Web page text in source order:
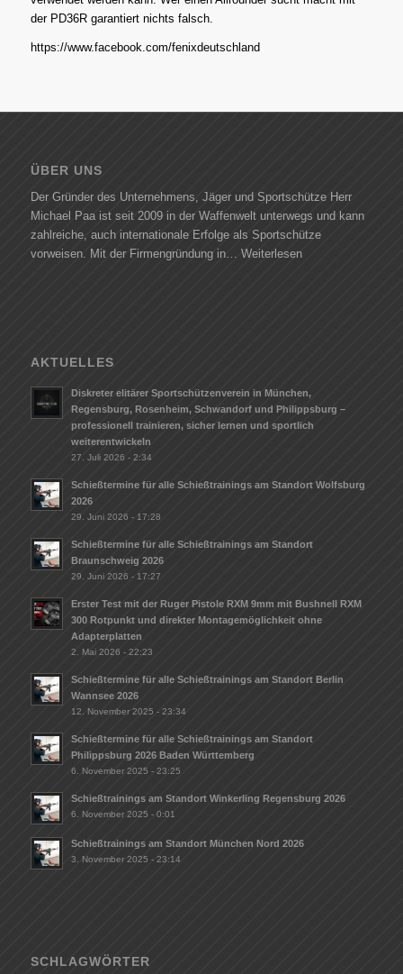
der PD36R garantiert nichts falsch.
https://www.facebook.com/fenixdeutschland
ÜBER UNS
Der Gründer des Unternehmens, Jäger und Sportschütze Herr
Michael Paa ist seit 2009 in der Waffenwelt unterwegs und kann
zahlreiche, auch internationale Erfolge als Sportschütze
vorweisen. Mit der Firmengründung in… Weiterlesen
AKTUELLES
Diskreter elitärer Sportschützenverein in München,
Regensburg, Rosenheim, Schwandorf und Philippsburg –
professionell trainieren, sicher lernen und sportlich
weiterentwickeln
27. Juli 2026 - 2:34
Schießtermine für alle Schießtrainings am Standort Wolfsburg
2026
29. Juni 2026 - 17:28
Schießtermine für alle Schießtrainings am Standort
Braunschweig 2026
29. Juni 2026 - 17:27
Erster Test mit der Ruger Pistole RXM 9mm mit Bushnell RXM
300 Rotpunkt und direkter Montagemöglichkeit ohne
Adapterplatten
2. Mai 2026 - 22:23
Schießtermine für alle Schießtrainings am Standort Berlin
Wannsee 2026
12. November 2025 - 23:34
Schießtermine für alle Schießtrainings am Standort
Philippsburg 2026 Baden Württemberg
6. November 2025 - 23:25
Schießtrainings am Standort Winkerling Regensburg 2026
6. November 2025 - 0:01
Schießtrainings am Standort München Nord 2026
3. November 2025 - 23:14
SCHLAGWÖRTER